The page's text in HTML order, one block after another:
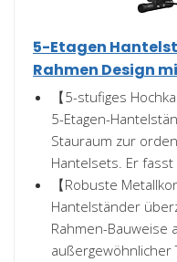
5-Etagen
Rahmen Design
【5-stufiges
5-Etagen-
Stauraum zur
Hantelsets. Er fasst
【Robuste
Hantelständer
Rahmen-Bauweise
außergewöhnlicher